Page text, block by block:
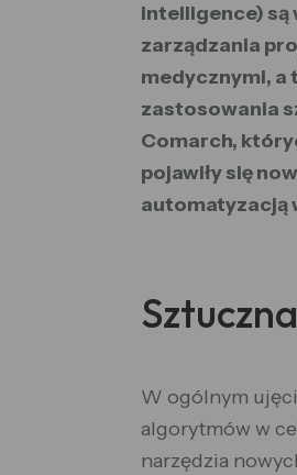
intelligence) są
zarządzania
medycznymi, a
zastosowania
Comarch,
pojawiły się
automatyzacją
W ogólnym
algorytmów w
narzędzia